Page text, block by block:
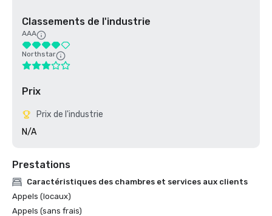
Classements de l'industrie
AAA
Northstar
Prix
Prix de l'industrie
N/A
Prestations
Caractéristiques des chambres et services aux clients
Appels (locaux)
Appels (sans frais)